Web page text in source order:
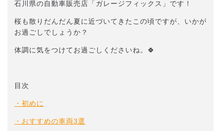
石川県の自動車販売店「ガレージフィックス」です！
桜も散りだんだん夏に近づいてきたこの頃ですが、いかが
お過ごしでしょうか？
体調に気をつけてお過ごしくださいね。🍀
目次
・初めに
・おすすめの車両3選